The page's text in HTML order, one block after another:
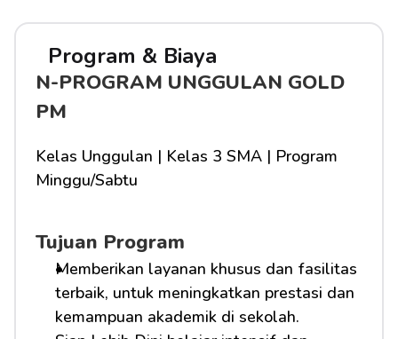
Program & Biaya
N-PROGRAM UNGGULAN GOLD
PM
Kelas Unggulan | Kelas 3 SMA | Program
Minggu/Sabtu
Tujuan Program
Memberikan layanan khusus dan fasilitas
terbaik, untuk meningkatkan prestasi dan
kemampuan akademik di sekolah.